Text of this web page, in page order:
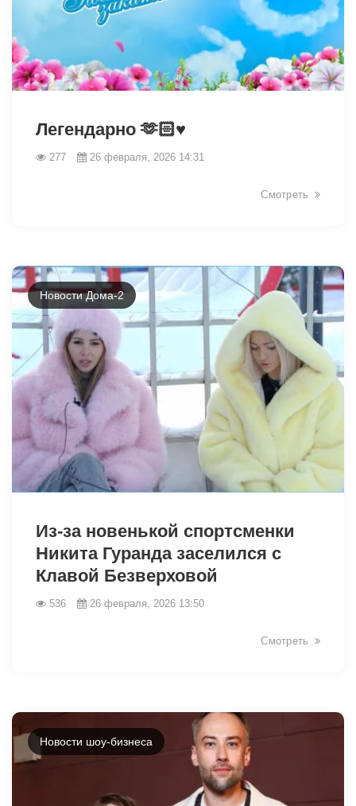
Легендарно 🫶🏻♥️
277 26 февраля, 2026 14:31
Смотреть
Новости Дома-2
Из-за новенькой спортсменки
Никита Гуранда заселился с
Клавой Безверховой
536 26 февраля, 2026 13:50
Смотреть
Новости шоу-бизнеса